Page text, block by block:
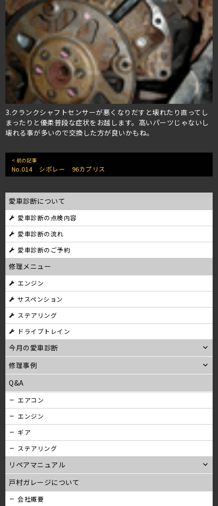
3.クランクシャフトセンサーが悪くなりだすと壊れたり直ってし
まったりと優柔普段な症状をお越します。高いパーツじゃないし
壊れる事が多いので交換した方が良いかもね。
< 前の記事
No.014 シボレー 96カプリス
愛車診断について
愛車診断の点検内容
愛車診断の流れ
愛車診断のご予約
修理メニュー
エンジン
サスペンション
ステアリング
ドライブトレイン
今月の愛車診断
修理事例
Q&A
エアコン
エンジン
ギア
ステアリング
リペアマニュアル
戸村ガレージについて
会社概要